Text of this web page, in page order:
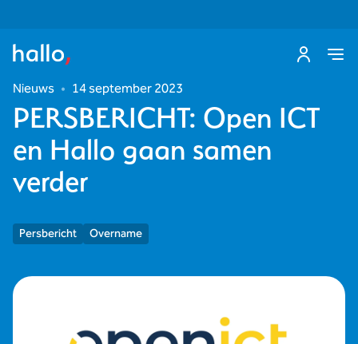
Nieuws • 14 september 2023
PERSBERICHT: Open ICT
en Hallo gaan samen
verder
Persbericht Overname